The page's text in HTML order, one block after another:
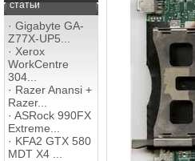
статьи
· Gigabyte GA-
Z77X-UP5...
· Xerox
WorkCentre
304...
· Razer Anansi +
Razer...
· ASRock 990FX
Extreme...
· KFA2 GTX 580
MDT X4 ...